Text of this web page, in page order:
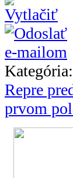
Kategória:
Repre
prvom